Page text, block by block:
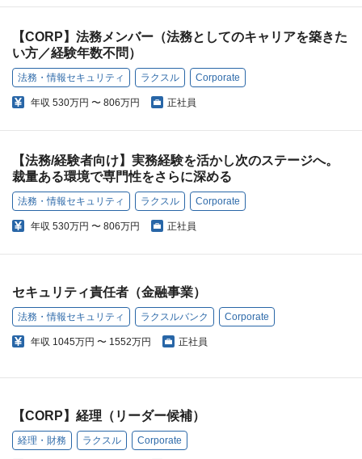
【CORP】法務メンバー（法務としてのキャリアを築きた
い方／経験年数不問）
法務・情報セキュリティ ラクスル Corporate
年収 530万円 〜 806万円 正社員
【法務/経験者向け】実務経験を活かし次のステージへ。
裁量ある環境で専門性をさらに深める
法務・情報セキュリティ ラクスル Corporate
年収 530万円 〜 806万円 正社員
セキュリティ責任者（金融事業）
法務・情報セキュリティ ラクスルバンク Corporate
年収 1045万円 〜 1552万円 正社員
【CORP】経理（リーダー候補）
経理・財務 ラクスル Corporate